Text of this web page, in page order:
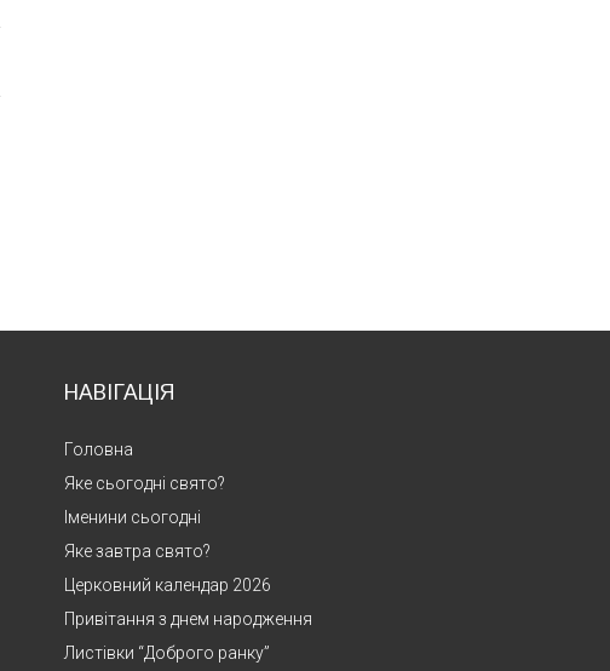
НАВІГАЦІЯ
Головна
Яке сьогодні свято?
Іменини сьогодні
Яке завтра свято?
Церковний календар 2026
Привітання з днем народження
Листівки “Доброго ранку”